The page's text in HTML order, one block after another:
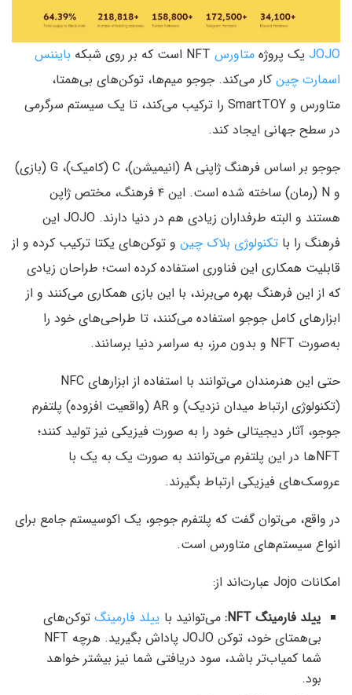
JOJO یک پروژه متاورس NFT است که بر روی شبکه
بایننس
اسمارت چین کار می‌کند. جوجو میم‌ها، توکن‌های بی‌همتا،
متاورس و SmartTOY را ترکیب می‌کند، تا یک سیستم سرگرمی
در سطح جهانی ایجاد کند.
جوجو بر اساس فرهنگ ژاپنی A (انیمیشن)، C (کامیک)، G (بازی)
و N (رمان) ساخته شده است. این ۴ فرهنگ، مختص ژاپن
هستند و البته طرفداران زیادی هم در دنیا دارند. JOJO این
فرهنگ را با تکنولوژی بلاک چین و توکن‌های یکتا ترکیب کرده و از
قابلیت همکاری این فناوری استفاده کرده است؛ طراحان زیادی
که از این فرهنگ بهره می‌برند، با این بازی همکاری می‌کنند و از
ابزارهای کامل جوجو استفاده می‌کنند، تا طراحی‌های خود را
به‌صورت NFT و بدون مرز، به سراسر دنیا برسانند.
حتی این هنرمندان می‌توانند با استفاده از ابزارهای NFC
(تکنولوژی ارتباط میدان نزدیک) و AR (واقعیت افزوده) پلتفرم
جوجو، آثار دیجیتالی خود را به صورت فیزیکی نیز تولید کنند؛
NFTها در این پلتفرم می‌توانند به صورت یک به یک با
عروسک‌های فیزیکی ارتباط بگیرند.
در واقع، می‌توان گفت که پلتفرم جوجو، یک اکوسیستم جامع برای
انواع سیستم‌های متاورس است.
امکانات Jojo عبارت‌اند از:
ییلد فارمینگ NFT:
می‌توانید با ییلد فارمینگ توکن‌های
بی‌همتای خود، توکن JOJO پاداش بگیرید. هرچه NFT
شما کمیاب‌تر باشد، سود دریافتی شما نیز بیشتر خواهد
بود.